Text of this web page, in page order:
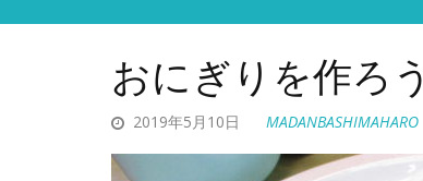
おにぎりを作ろう
2019年5月10日 MADANBASHIMAHARO